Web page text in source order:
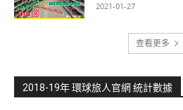
2021-01-27
查看更多
2018-19年 環球旅人官網 統計數據